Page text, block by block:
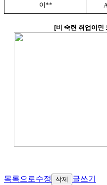
이**
[비 숙련 취업이민
목록으로수정 삭제
글쓰기